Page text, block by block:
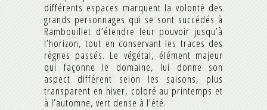
différents espaces marquent la volonté des
grands personnages qui se sont succédés à
Rambouillet d’étendre leur pouvoir jusqu’à
l’horizon, tout en conservant les traces des
règnes passés. Le végétal, élément majeur
qui façonne le domaine, lui donne son
aspect différent selon les saisons, plus
transparent en hiver, coloré au printemps et
à l’automne, vert dense à l’été.